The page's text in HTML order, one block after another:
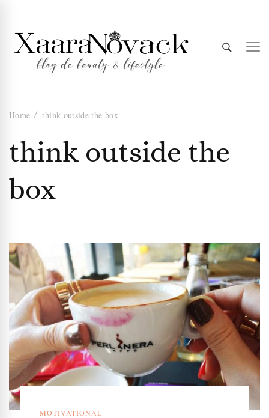
Xaara
Novack
Home think outside the box
think outside the
box
MOTIVATIONAL